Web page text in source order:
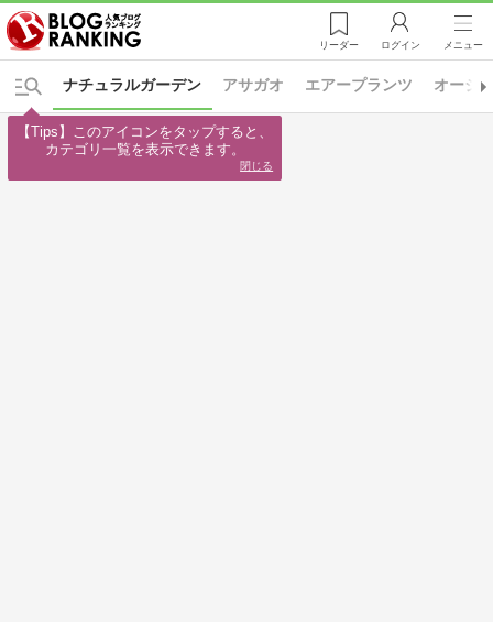
リーダー ログイン メニュー
アサガオ エアープランツ オージ
ナチュラルガーデン
【Tips】このアイコンをタップすると、
カテゴリ一覧を表示できます。
閉じる